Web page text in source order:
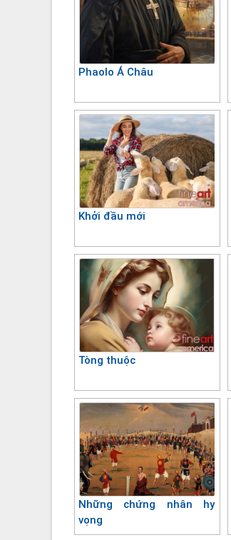
Phaolo Á Châu
Khởi đầu mới
Tòng thuộc
Những chứng nhân hy
vọng